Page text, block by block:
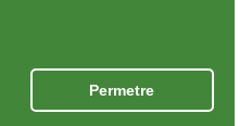
1r · 17002 Girona · T 972 48 69 50
de les Vies Verdes de Girona
Cookies Crèdits
Permetre